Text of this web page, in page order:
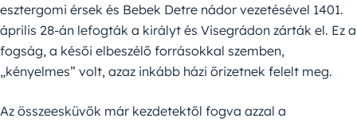
esztergomi érsek és Bebek Detre nádor vezetésével 1401.
április 28-án lefogták a királyt és Visegrádon zárták el. Ez a
fogság, a késői elbeszélő forrásokkal szemben,
„kényelmes” volt, azaz inkább házi őrizetnek felelt meg.
Az összeesküvők már kezdetektől fogva azzal a